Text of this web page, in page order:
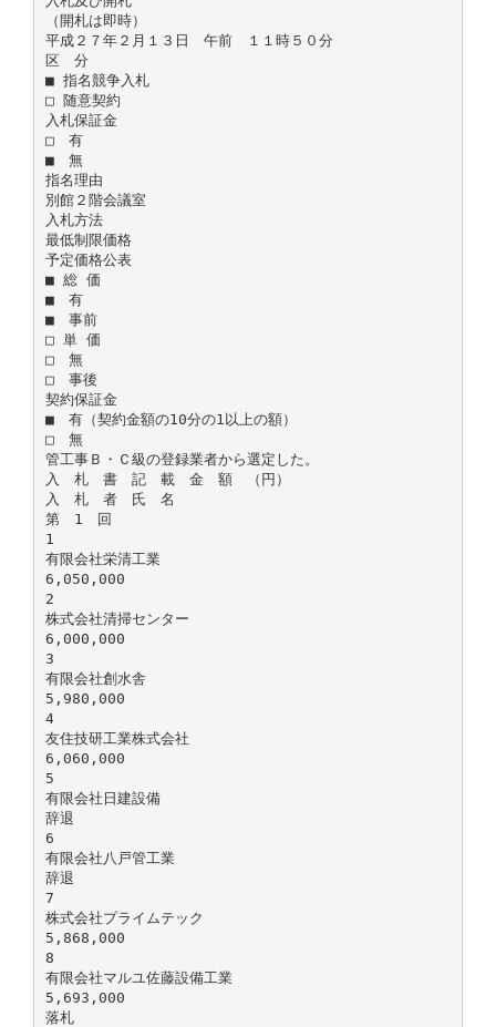
（開札は即時）
平成２７年２月１３日 午前 １１時５０分
区 分
■ 指名競争入札
□ 随意契約
入札保証金
□ 有
■ 無
指名理由
別館２階会議室
入札方法
最低制限価格
予定価格公表
■ 総 価
■ 有
■ 事前
□ 単 価
□ 無
□ 事後
契約保証金
■ 有（契約金額の10分の1以上の額）
□ 無
管工事Ｂ・Ｃ級の登録業者から選定した。
入 札 書 記 載 金 額 （円）
入 札 者 氏 名
第 1 回
1
有限会社栄清工業
6,050,000
2
株式会社清掃センター
6,000,000
3
有限会社創水舎
5,980,000
4
友住技研工業株式会社
6,060,000
5
有限会社日建設備
辞退
6
有限会社八戸管工業
辞退
7
株式会社プライムテック
5,868,000
8
有限会社マルユ佐藤設備工業
5,693,000
落札